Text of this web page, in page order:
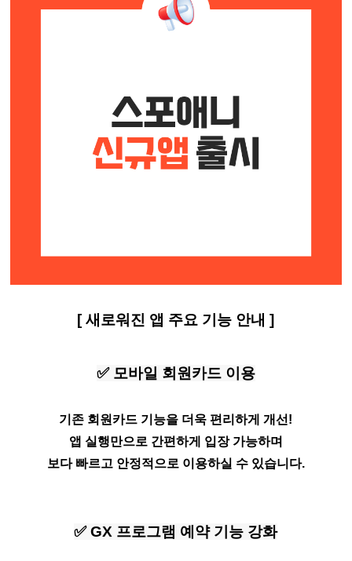
[ 새로워진 앱 주요 기능 안내 ]
✅ 모바일 회원카드 이용
기존 회원카드 기능을 더욱 편리하게 개선!
앱 실행만으로 간편하게 입장 가능하며
보다 빠르고 안정적으로 이용하실 수 있습니다.
✅ GX 프로그램 예약 기능 강화